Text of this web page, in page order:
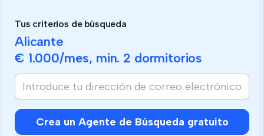
Tus criterios de búsqueda
Alicante
€ 1.000/mes, min. 2 dormitorios
Si
eres
humano,
ignora
este
Crea un Agente de Búsqueda gratuito